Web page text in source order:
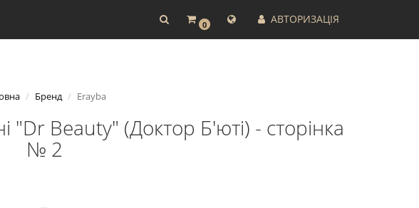
0 АВТОРИЗАЦІЯ
Бренд Erayba
"Dr Beauty" (Доктор Б'юті) - сторінка
№ 2